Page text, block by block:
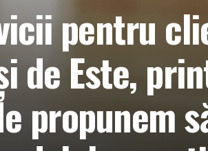
pentru
de Este,
propunem